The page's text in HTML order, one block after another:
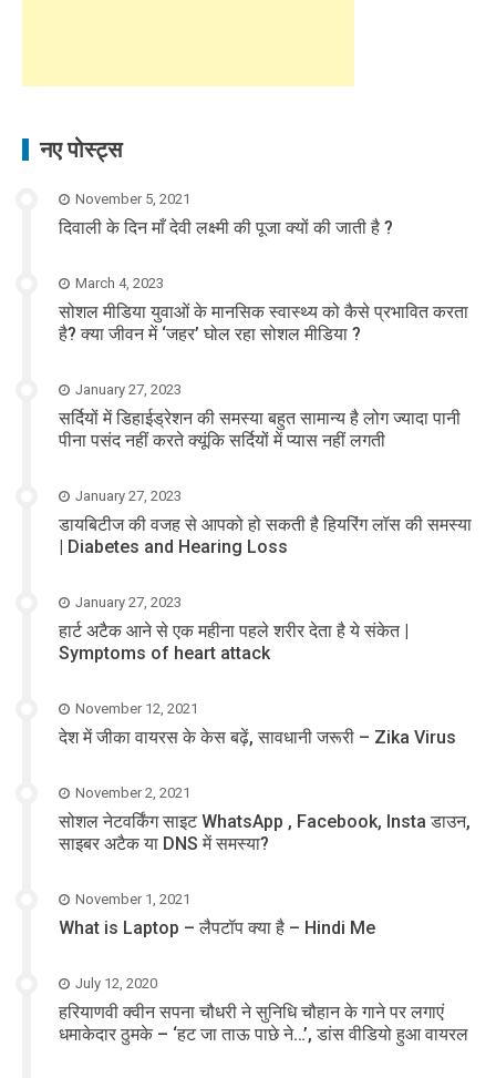
नए पोस्ट्स
November 5, 2021
दिवाली के दिन माँ देवी लक्ष्मी की पूजा क्यों की जाती है ?
March 4, 2023
सोशल मीडिया युवाओं के मानसिक स्वास्थ्य को कैसे प्रभावित करता
है? क्या जीवन में ‘जहर’ घोल रहा सोशल मीडिया ?
January 27, 2023
सर्दियों में डिहाईड्रेशन की समस्या बहुत सामान्य है लोग ज्यादा पानी
पीना पसंद नहीं करते क्यूंकि सर्दियों में प्यास नहीं लगती
January 27, 2023
डायबिटीज की वजह से आपको हो सकती है हियरिंग लॉस की समस्या
| Diabetes and Hearing Loss
January 27, 2023
हार्ट अटैक आने से एक महीना पहले शरीर देता है ये संकेत |
Symptoms of heart attack
November 12, 2021
देश में जीका वायरस के केस बढ़ें, सावधानी जरूरी – Zika Virus
November 2, 2021
सोशल नेटवर्किंग साइट WhatsApp , Facebook, Insta डाउन,
साइबर अटैक या DNS में समस्या?
November 1, 2021
What is Laptop – लैपटॉप क्या है – Hindi Me
July 12, 2020
हरियाणवी क्वीन सपना चौधरी ने सुनिधि चौहान के गाने पर लगाएं
धमाकेदार ठुमके – ‘हट जा ताऊ पाछे ने…’, डांस वीडियो हुआ वायरल